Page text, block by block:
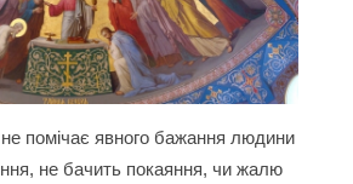
помічає явного бажання людини
не бачить покаяння, чи жалю